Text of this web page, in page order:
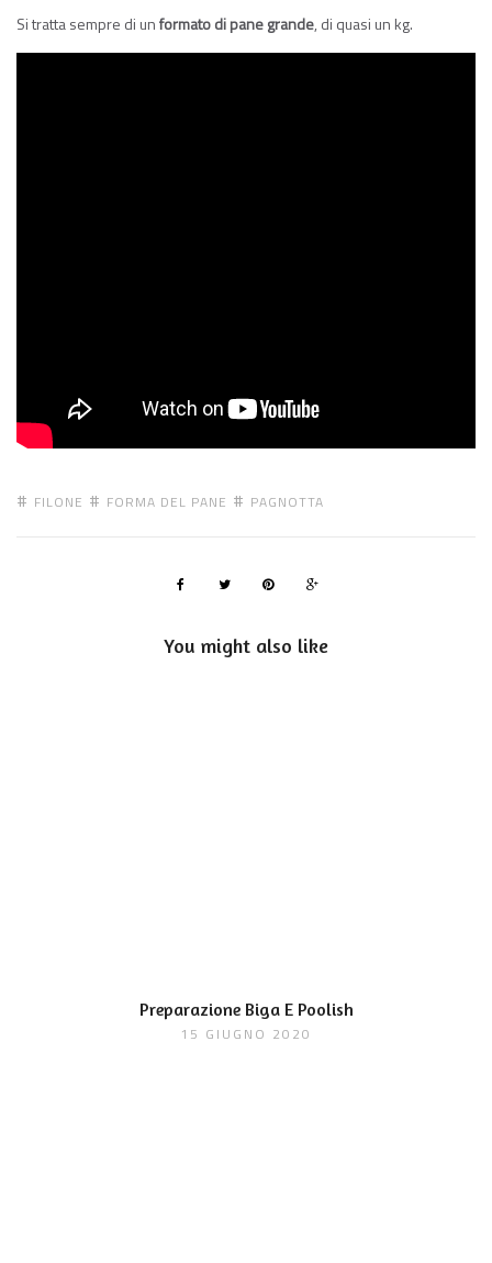
Si tratta sempre di unformato di pane grande, di quasi un kg.
FILONE FORMA DEL PANE PAGNOTTA
You might also like
Preparazione Biga E Poolish
15 GIUGNO 2020